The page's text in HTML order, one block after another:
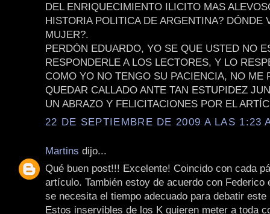
DEL ENRIQUECIMIENTO ILICITO MAS
HISTORIA POLITICA DE ARGENTINA? DÓNDE
MUJER?.
PERDÓN EDUARDO, YO SE QUE USTED NO
RESPONDERLE A LOS LECTORES, Y LO
COMO YO NO TENGO SU PACIENCIA, NO ME
QUEDAR CALLADO ANTE TAN ESTUPIDEZ
UN ABRAZO Y FELICITACIONES POR EL
22 DE SEPTIEMBRE DE 2009 A LAS 1:23
Martins dijo...
Qué buen post!!! Excelente! Coincido con cada
artículo. También estoy de acuerdo con Federico
se necesita el tiempo adecuado para debatir este
Estos inservibles de los K quieren meter a toda